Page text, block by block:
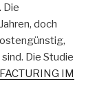
Die
doch
Die Studie
IM